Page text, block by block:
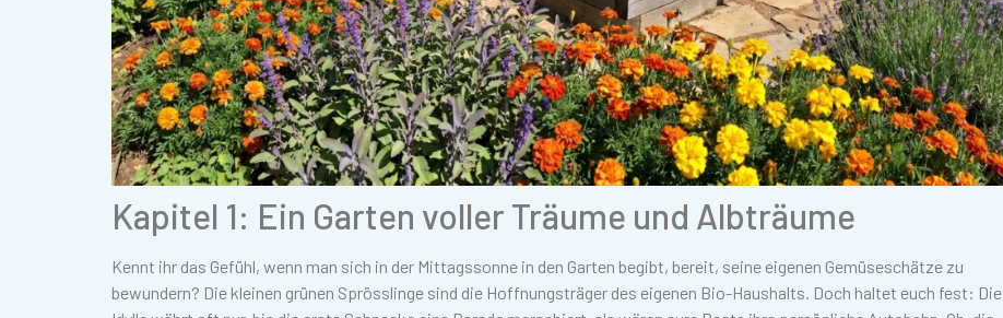
Kapitel 1: Ein Garten voller Träume und Albträume
Kennt ihr das Gefühl, wenn man sich in der Mittagssonne in den Garten begibt, bereit, seine eigenen Gemüseschätze zu
bewundern? Die kleinen grünen Sprösslinge sind die Hoffnungsträger des eigenen Bio-Haushalts. Doch haltet euch fest: Die